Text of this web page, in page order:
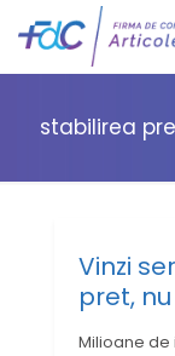
stabilirea
Vinzi
pret,
Milioane de